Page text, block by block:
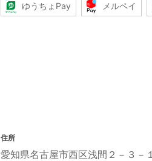
ゆうちょPay メルペイ
住所
愛知県名古屋市西区浅間２－３－１